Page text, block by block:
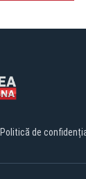
Politică de